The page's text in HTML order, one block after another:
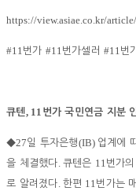
https://view.asiae.co.kr/
#11번가 #11번가셀러#11번
큐텐, 11 번가 국민연금 지분
◆27일 투자은행(IB) 업계에
을 체결했다. 큐텐은 11번가
로 알려졌다. 한편 11번가는